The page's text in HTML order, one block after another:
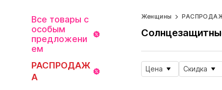
Все товары с
особым
предложени
ем
РАСПРОДАЖ
А
Женщины
Цена Скидка